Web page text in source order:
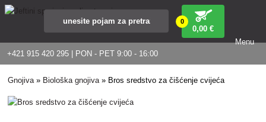
+421 915 420 295 | PON - PET 9:00 - 16:00
0
0,00 €
Menu
Gnojiva» Biološka gnojiva» Bros sredstvo za čišćenje cvijeća